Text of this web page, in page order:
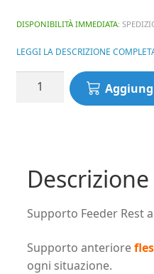
DISPONIBILITÀ IMMEDIATA:
LEGGI LA DESCRIZIONE
Supporto
NUFISH
quantità
Descrizione
Supporto Feeder Rest
Supporto anteriore
ogni situazione.